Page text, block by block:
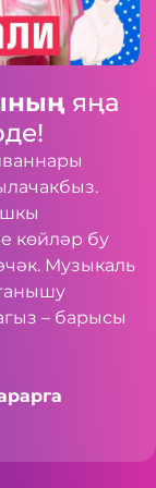
яңа
көйләр бу
Музыкаль
– барысы